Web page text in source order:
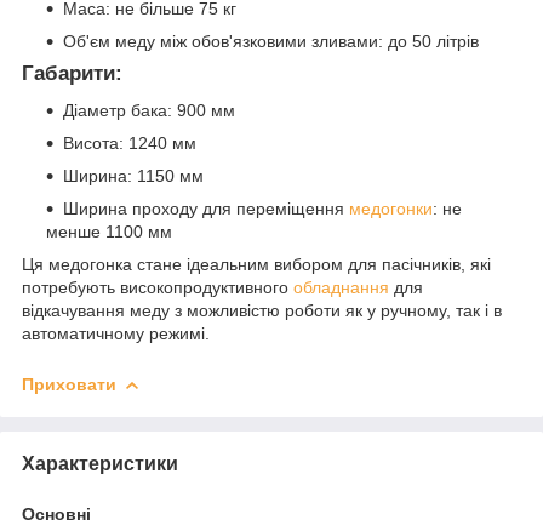
Маса: не більше 75 кг
Об'єм меду між обов'язковими зливами: до 50 літрів
Габарити:
Діаметр бака: 900 мм
Висота: 1240 мм
Ширина: 1150 мм
Ширина проходу для переміщення медогонки: не
менше 1100 мм
Ця медогонка стане ідеальним вибором для пасічників, які
потребують високопродуктивного обладнання для
відкачування меду з можливістю роботи як у ручному, так і в
автоматичному режимі.
Приховати
Характеристики
Основні